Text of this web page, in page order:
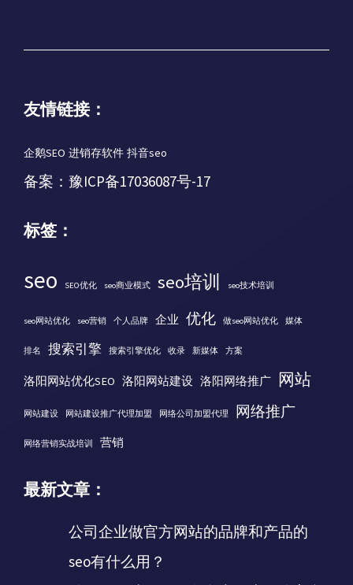
友情链接：
企鹅SEO 进销存软件 抖音seo
备案： 豫ICP备17036087号-17
标签：
seo SEO优化 seo商业模式 seo培训 seo技术培训
seo网站优化 seo营销 个人品牌 企业 优化 做seo网站优化 媒体
排名 搜索引擎 搜索引擎优化 收录 新媒体 方案
洛阳网站优化SEO 洛阳网站建设 洛阳网络推广 网站
网站建设 网站建设推广代理加盟 网络公司加盟代理 网络推广
网络营销实战培训 营销
最新文章：
公司企业做官方网站的品牌和产品的
seo有什么用？